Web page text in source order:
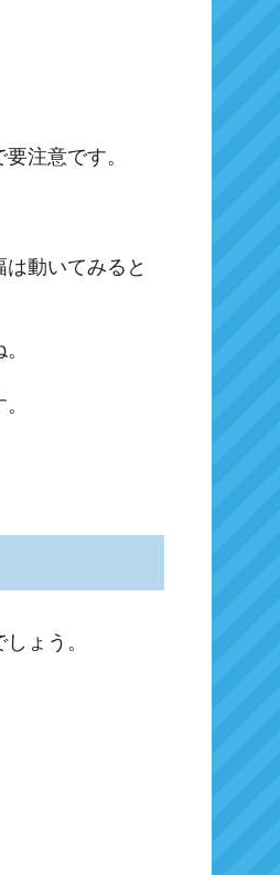
注意です。
動いてみると
ょう。